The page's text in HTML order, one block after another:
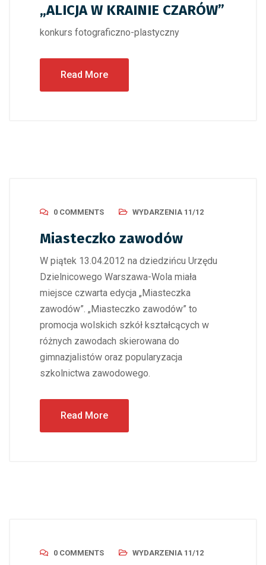
„ALICJA W KRAINIE CZARÓW”
konkurs fotograficzno-plastyczny
Read More
0 COMMENTS WYDARZENIA 11/12
Miasteczko zawodów
W piątek 13.04.2012 na dziedzińcu Urzędu
Dzielnicowego Warszawa-Wola miała
miejsce czwarta edycja „Miasteczka
zawodów”. „Miasteczko zawodów” to
promocja wolskich szkół kształcących w
różnych zawodach skierowana do
gimnazjalistów oraz popularyzacja
szkolnictwa zawodowego.
Read More
0 COMMENTS WYDARZENIA 11/12